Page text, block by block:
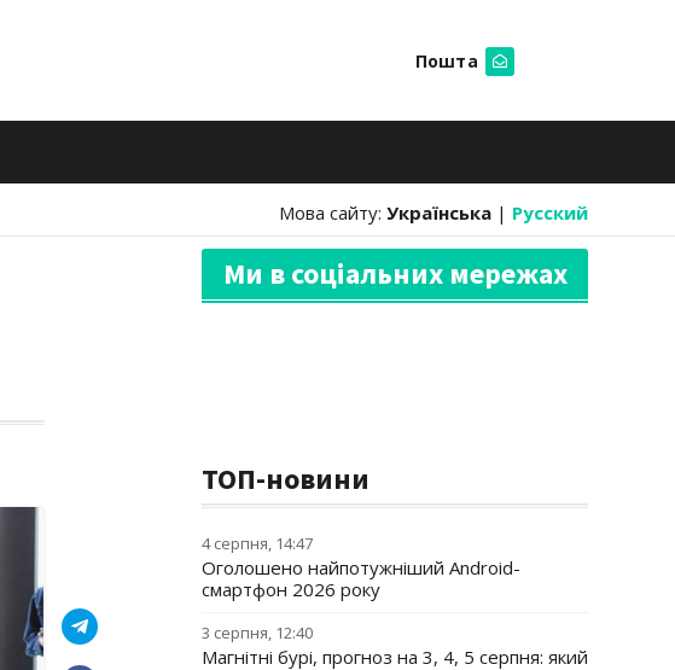
Пошта
Мова сайту: Українська | Русский
Ми в соціальних мережах
ТОП-новини
4 серпня, 14:47
Оголошено найпотужніший Android-
смартфон 2026 року
3 серпня, 12:40
Магнітні бурі, прогноз на 3, 4, 5 серпня: який